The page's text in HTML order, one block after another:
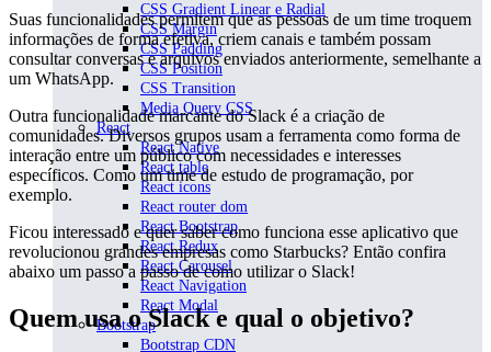
CSS Gradient Linear e Radial
CSS Margin
CSS Padding
CSS Position
CSS Transition
Media Query CSS
React
React Native
React table
React icons
React router dom
React Bootstrap
React Redux
React Carousel
React Navigation
React Modal
Bootstrap
Bootstrap CDN
Suas funcionalidades permitem que as pessoas de um time troquem
informações de forma efetiva, criem canais e também possam
consultar conversas e arquivos enviados anteriormente, semelhante a
um WhatsApp.
Outra funcionalidade marcante do Slack é a criação de
comunidades. Diversos grupos usam a ferramenta como forma de
interação entre um público com necessidades e interesses
específicos. Como um time de estudo de programação, por
exemplo.
Ficou interessado e quer saber como funciona esse aplicativo que
revolucionou grandes empresas como Starbucks? Então confira
abaixo um passo a passo de como utilizar o Slack!
Quem usa o Slack e qual o objetivo?